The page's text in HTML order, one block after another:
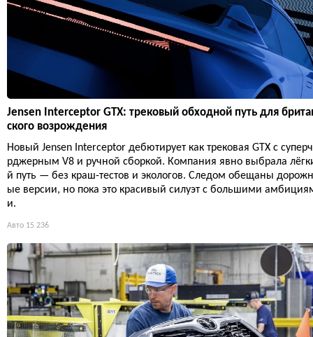
Jensen Interceptor GTX: трековый обходной путь для
ского возрождения
Новый Jensen Interceptor дебютирует как трековая GTX с
рджерным V8 и ручной сборкой. Компания явно выбрала
й путь — без краш-тестов и экологов. Следом обещаны дорожн
ые версии, но пока это красивый силуэт с большими
и.
Авто 15 236